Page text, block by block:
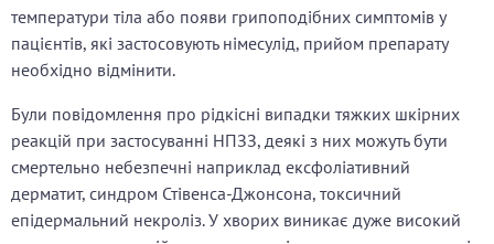
температури тіла або появи грипоподібних симптомів у
пацієнтів, які застосовують німесулід, прийом препарату
необхідно відмінити.
Були повідомлення про рідкісні випадки тяжких шкірних
реакцій при застосуванні НПЗЗ, деякі з них можуть бути
смертельно небезпечні наприклад ексфоліативний
дерматит, синдром Стівенса-Джонсона, токсичний
епідермальний некроліз. У хворих виникає дуже високий